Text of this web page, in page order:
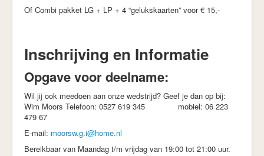
Of Combi pakket LG + LP + 4 “gelukskaarten” voor € 15,-
Inschrijving en Informatie
Opgave voor deelname:
Wil jij ook meedoen aan onze wedstrijd? Geef je dan op bij:
Wim Moors Telefoon: 0527 619 345 mobiel: 06 223
479 67
E-mail: moorsw.g.i@home.nl
Bereikbaar van Maandag t/m vrijdag van 19:00 tot 21:00 uur.